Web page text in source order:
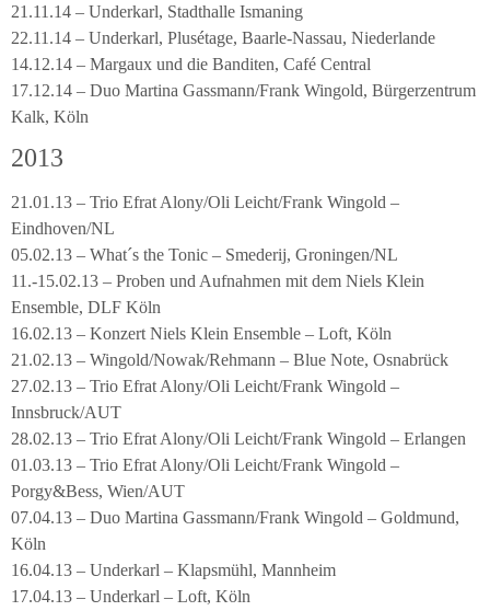
21.11.14 – Underkarl, Stadthalle Ismaning
22.11.14 – Underkarl, Plusétage, Baarle-Nassau, Niederlande
14.12.14 – Margaux und die Banditen, Café Central
17.12.14 – Duo Martina Gassmann/Frank Wingold, Bürgerzentrum
Kalk, Köln
2013
21.01.13 – Trio Efrat Alony/Oli Leicht/Frank Wingold –
Eindhoven/NL
05.02.13 – What´s the Tonic – Smederij, Groningen/NL
11.-15.02.13 – Proben und Aufnahmen mit dem Niels Klein
Ensemble, DLF Köln
16.02.13 – Konzert Niels Klein Ensemble – Loft, Köln
21.02.13 – Wingold/Nowak/Rehmann – Blue Note, Osnabrück
27.02.13 – Trio Efrat Alony/Oli Leicht/Frank Wingold –
Innsbruck/AUT
28.02.13 – Trio Efrat Alony/Oli Leicht/Frank Wingold – Erlangen
01.03.13 – Trio Efrat Alony/Oli Leicht/Frank Wingold –
Porgy&Bess, Wien/AUT
07.04.13 – Duo Martina Gassmann/Frank Wingold – Goldmund,
Köln
16.04.13 – Underkarl – Klapsmühl, Mannheim
17.04.13 – Underkarl – Loft, Köln